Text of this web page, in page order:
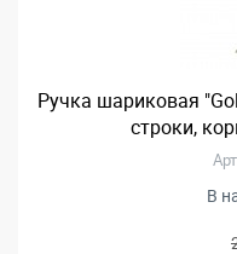
Ручка шариковая
строки,
В